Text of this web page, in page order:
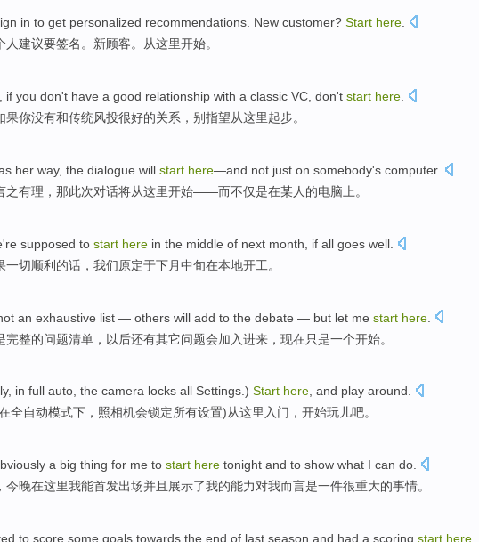
in to get personalized recommendations. New customer? Start here.
人建议要签名。 新顾客。从这里开始。
if you don't have a good relationship with a classic VC don't start here
果你没有和传统风投很好的关系 ， 别指望从这里起步。
her way, the dialogue will start here—and not just on somebody's computer.
之有理 ， 那此次对话将从这里开始——而不仅是在某人 的电脑上。
're supposed to start here in the middle of next month if all goes well
一切顺利 的话， 我们原定于下月中旬在本地开工。
an exhaustive list — others will add to the debate — but let me start here
完整的问题清单 ，以后还有其它问题会加入进来，现在只是一个开始。
, in full auto, the camera locks all Settings.) Start here, and play around.
全自动模式下， 照相机会锁定所有设置)从这里 入门，开始玩儿吧。
a big thing for me to start here tonight and to show what I can do.
今晚在这里我能首发出场并且 展示了我的能力对我而言是一件很重大的事情。
to score some goals towards the end of last season and had a scoring start here